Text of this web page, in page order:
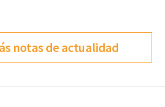
notas de actualidad